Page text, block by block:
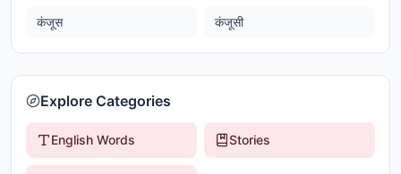
कंजूस कंजूसी
Explore Categories
English Words Stories